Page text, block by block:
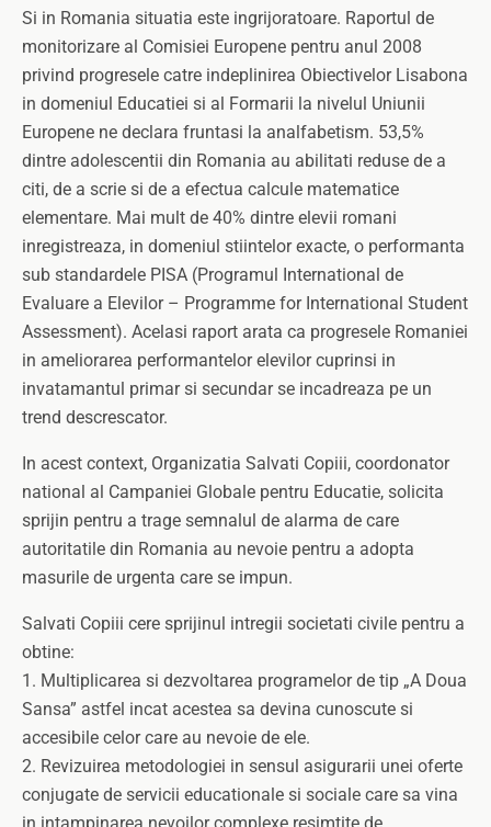
Si in Romania situatia este ingrijoratoare. Raportul de
monitorizare al Comisiei Europene pentru anul 2008
privind progresele catre indeplinirea Obiectivelor Lisabona
in domeniul Educatiei si al Formarii la nivelul Uniunii
Europene ne declara fruntasi la analfabetism. 53,5%
dintre adolescentii din Romania au abilitati reduse de a
citi, de a scrie si de a efectua calcule matematice
elementare. Mai mult de 40% dintre elevii romani
inregistreaza, in domeniul stiintelor exacte, o performanta
sub standardele PISA (Programul International de
Evaluare a Elevilor – Programme for International Student
Assessment). Acelasi raport arata ca progresele Romaniei
in ameliorarea performantelor elevilor cuprinsi in
invatamantul primar si secundar se incadreaza pe un
trend descrescator.
In acest context, Organizatia Salvati Copiii, coordonator
national al Campaniei Globale pentru Educatie, solicita
sprijin pentru a trage semnalul de alarma de care
autoritatile din Romania au nevoie pentru a adopta
masurile de urgenta care se impun.
Salvati Copiii cere sprijinul intregii societati civile pentru a
obtine:
1. Multiplicarea si dezvoltarea programelor de tip „A Doua
Sansa” astfel incat acestea sa devina cunoscute si
accesibile celor care au nevoie de ele.
2. Revizuirea metodologiei in sensul asigurarii unei oferte
conjugate de servicii educationale si sociale care sa vina